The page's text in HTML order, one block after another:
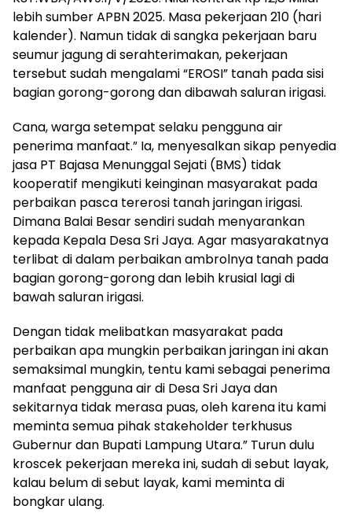
lebih sumber APBN 2025. Masa pekerjaan 210 (hari
kalender). Namun tidak di sangka pekerjaan baru
seumur jagung di serahterimakan, pekerjaan
tersebut sudah mengalami “EROSI” tanah pada sisi
bagian gorong-gorong dan dibawah saluran irigasi.
Cana, warga setempat selaku pengguna air
penerima manfaat.” Ia, menyesalkan sikap penyedia
jasa PT Bajasa Menunggal Sejati (BMS) tidak
kooperatif mengikuti keinginan masyarakat pada
perbaikan pasca tererosi tanah jaringan irigasi.
Dimana Balai Besar sendiri sudah menyarankan
kepada Kepala Desa Sri Jaya. Agar masyarakatnya
terlibat di dalam perbaikan ambrolnya tanah pada
bagian gorong-gorong dan lebih krusial lagi di
bawah saluran irigasi.
Dengan tidak melibatkan masyarakat pada
perbaikan apa mungkin perbaikan jaringan ini akan
semaksimal mungkin, tentu kami sebagai penerima
manfaat pengguna air di Desa Sri Jaya dan
sekitarnya tidak merasa puas, oleh karena itu kami
meminta semua pihak stakeholder terkhusus
Gubernur dan Bupati Lampung Utara.” Turun dulu
kroscek pekerjaan mereka ini, sudah di sebut layak,
kalau belum di sebut layak, kami meminta di
bongkar ulang.